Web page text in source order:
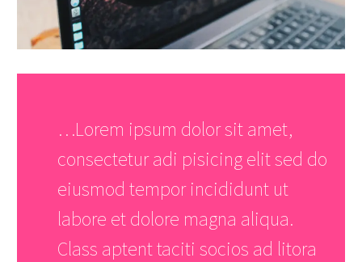
…Lorem ipsum dolor sit amet,
consectetur adi pisicing elit sed do
eiusmod tempor incididunt ut
labore et dolore magna aliqua.
Class aptent taciti socios ad litora